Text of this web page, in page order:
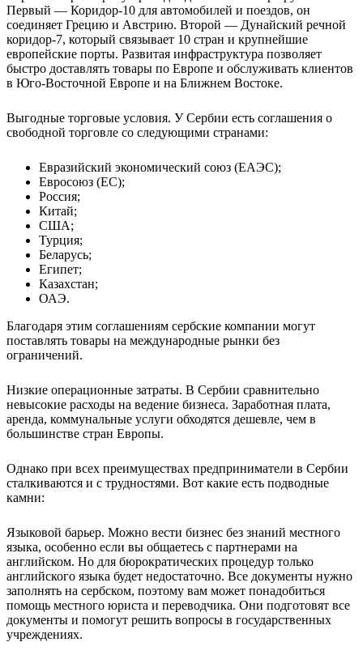
Первый — Коридор-10 для автомобилей и поездов, он
соединяет Грецию и Австрию. Второй — Дунайский речной
коридор-7, который связывает 10 стран и крупнейшие
европейские порты. Развитая инфраструктура позволяет
быстро доставлять товары по Европе и обслуживать клиентов
в Юго-Восточной Европе и на Ближнем Востоке.
Выгодные торговые условия. У Сербии есть соглашения о
свободной торговле со следующими странами:
Евразийский экономический союз (ЕАЭС);
Евросоюз (ЕС);
Россия;
Китай;
США;
Турция;
Беларусь;
Египет;
Казахстан;
ОАЭ.
Благодаря этим соглашениям сербские компании могут
поставлять товары на международные рынки без
ограничений.
Низкие операционные затраты. В Сербии сравнительно
невысокие расходы на ведение бизнеса. Заработная плата,
аренда, коммунальные услуги обходятся дешевле, чем в
большинстве стран Европы.
Однако при всех преимуществах предприниматели в Сербии
сталкиваются и с трудностями. Вот какие есть подводные
камни:
Языковой барьер. Можно вести бизнес без знаний местного
языка, особенно если вы общаетесь с партнерами на
английском. Но для бюрократических процедур только
английского языка будет недостаточно. Все документы нужно
заполнять на сербском, поэтому вам может понадобиться
помощь местного юриста и переводчика. Они подготовят все
документы и помогут решить вопросы в государственных
учреждениях.